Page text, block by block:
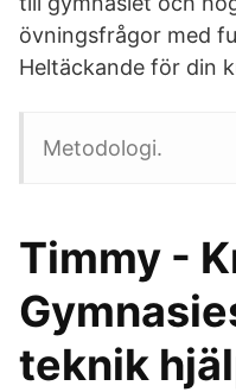
övningsfrågor med
Heltäckande för din
Metodologi.
Timmy -
teknik